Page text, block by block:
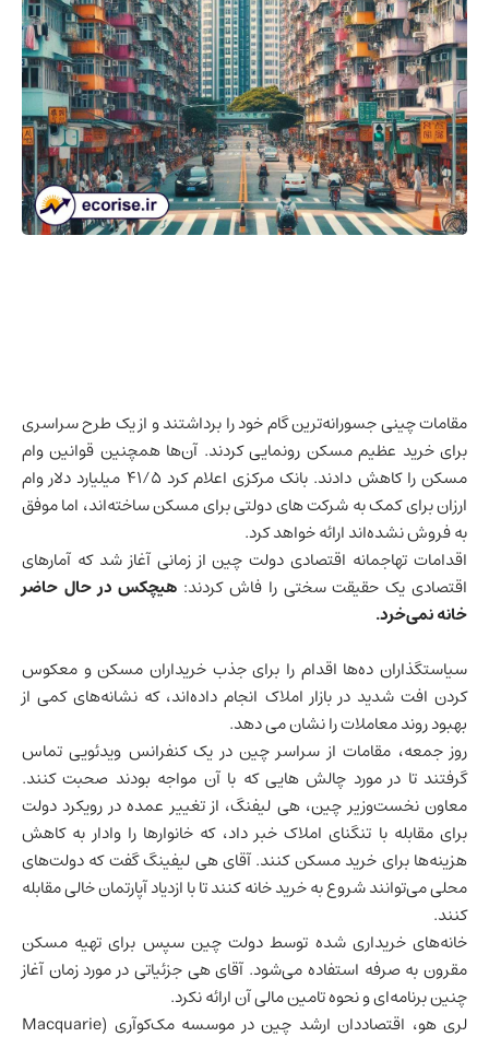
مقامات چینی جسورانه‌ترین گام خود را برداشتند و از یک طرح سراسری
برای خرید عظیم مسکن رونمایی کردند. آن‌ها همچنین قوانین وام
مسکن را کاهش دادند. بانک مرکزی اعلام کرد 41/5 میلیارد دلار وام
ارزان برای کمک به شرکت های دولتی برای مسکن ساخته‌اند، اما موفق
به فروش نشده‌اند ارائه خواهد کرد.
اقدامات تهاجمانه اقتصادی دولت چیناز زمانی آغاز شد که آمارهای
اقتصادی یک حقیقت سختی را فاش کردند: هیچکس در حال حاضر
خانه نمی‌خرد.
سیاستگذاران ده‌ها اقدام را برای جذب خریداران مسکن و معکوس
کردن افت شدید در بازار املاک انجام داده‌اند، که نشانه‌های کمی از
بهبود روند معاملات را نشان می دهد.
روز جمعه، مقامات از سراسر چین در یک کنفرانس ویدئویی تماس
گرفتند تا در مورد چالش هایی که با آن مواجه بودند صحبت کنند.
معاون نخست‌وزیر چین، هی لیفنگ، از تغییر عمده در رویکرد دولت
برای مقابله با تنگنای املاک خبر داد، که خانوارها را وادار به کاهش
هزینه‌ها برای خرید مسکن کنند. آقای هی لیفینگ گفت که دولت‌های
محلی می‌توانند شروع به خرید خانه کنند تا با ازدیاد آپارتمان خالی مقابله
کنند.
خانه‌های خریداری شده توسط دولت چین سپس برای تهیه مسکن
مقرون به صرفه استفاده می‌شود. آقای هی جزئیاتی در مورد زمان آغاز
چنین برنامه‌ای و نحوه تامین مالی آن ارائه نکرد.
لری هو، اقتصاددان ارشد چین در موسسه مک‌کوآری (Macquarie